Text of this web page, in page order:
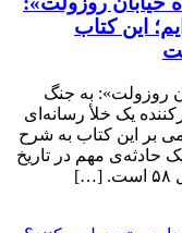
این کتاب
روزولت»: به جنگ
یک خلأ رسانه‌ای
بر این کتاب به شرح
حادثه‌ی مهم در تاریخ